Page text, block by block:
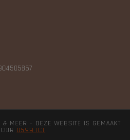
MEER – DEZE WEBSITE IS GEMAAKT
0599 ICT